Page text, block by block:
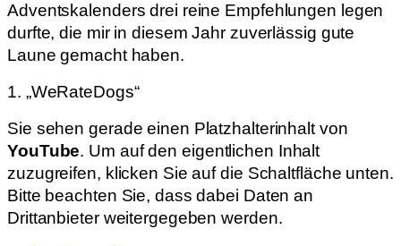
Adventskalenders drei reine Empfehlungen legen
durfte, die mir in diesem Jahr zuverlässig gute
Laune gemacht haben.
1. „WeRateDogs“
Sie sehen gerade einen Platzhalterinhalt von
YouTube. Um auf den eigentlichen Inhalt
zuzugreifen, klicken Sie auf die Schaltfläche unten.
Bitte beachten Sie, dass dabei Daten an
Drittanbieter weitergegeben werden.